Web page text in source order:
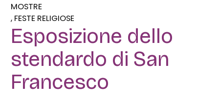
MOSTRE
FESTE RELIGIOSE
Esposizione dello
stendardo di San
Francesco